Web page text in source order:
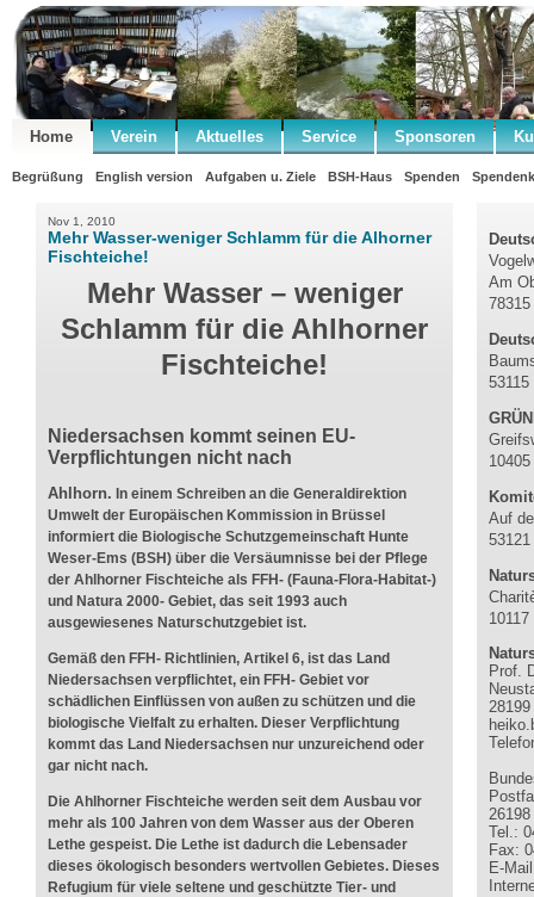
Home Verein Aktuelles Service Sponsoren
Begrüßung English version Aufgaben u. Ziele BSH-Haus Spenden
Nov 1, 2010
Mehr Wasser-weniger Schlamm für die Alhorner
Fischteiche!
Mehr Wasser – weniger
Schlamm für die Ahlhorner
Fischteiche!
Niedersachsen kommt seinen EU-
Verpflichtungen nicht nach
Ahlhorn. In einem Schreiben an die Generaldirektion
Umwelt der Europäischen Kommission in Brüssel
informiert die Biologische Schutzgemeinschaft Hunte
Weser-Ems (BSH) über die Versäumnisse bei der Pflege
der Ahlhorner Fischteiche als FFH- (Fauna-Flora-Habitat-)
und Natura 2000- Gebiet, das seit 1993 auch
ausgewiesenes Naturschutzgebiet ist.
Gemäß den FFH- Richtlinien, Artikel 6, ist das Land
Niedersachsen verpflichtet, ein FFH- Gebiet vor
schädlichen Einflüssen von außen zu schützen und die
biologische Vielfalt zu erhalten. Dieser Verpflichtung
kommt das Land Niedersachsen nur unzureichend oder
gar nicht nach.
Die Ahlhorner Fischteiche werden seit dem Ausbau vor
mehr als 100 Jahren von dem Wasser aus der Oberen
Lethe gespeist. Die Lethe ist dadurch die Lebensader
dieses ökologisch besonders wertvollen Gebietes. Dieses
Refugium für viele seltene und geschützte Tier- und
Am
53115
Auf
Prof.
26198
Tel.:
Fax:
E-